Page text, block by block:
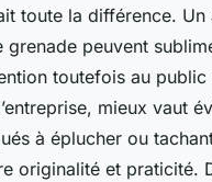
toute la différence. Un
grenade peuvent
toutefois au
mieux vaut
à éplucher ou
originalité et praticité.